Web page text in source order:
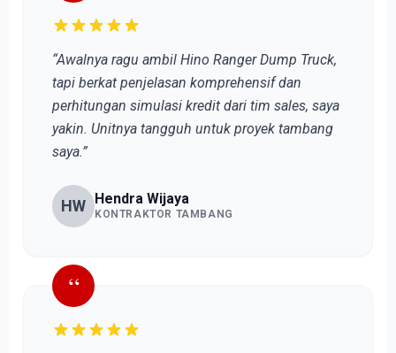
“Awalnya ragu ambil Hino Ranger Dump Truck,
tapi berkat penjelasan komprehensif dan
perhitungan simulasi kredit dari tim sales, saya
yakin. Unitnya tangguh untuk proyek tambang
saya.”
HW Hendra Wijaya
KONTRAKTOR TAMBANG
“